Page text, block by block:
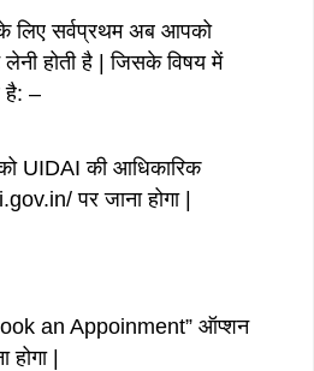
लिए सर्वप्रथम अब आपको
होती है | जिसके विषय में
है: –
UIDAI की आधिकारिक
पर जाना होगा |
an Appoinment” ऑप्शन
होगा |